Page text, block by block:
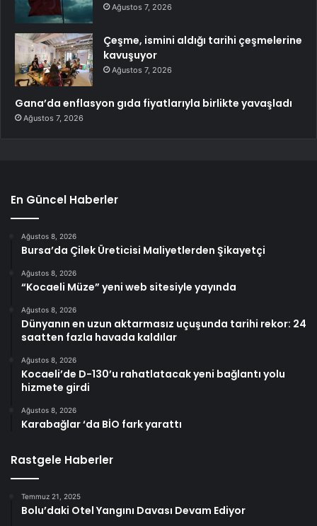
Ağustos 7, 2026
Çeşme, ismini aldığı tarihi çeşmelerine
kavuşuyor
Ağustos 7, 2026
Gana’da enflasyon gıda fiyatlarıyla birlikte yavaşladı
Ağustos 7, 2026
En Güncel Haberler
Ağustos 8, 2026
Bursa’da Çilek Üreticisi Maliyetlerden Şikayetçi
Ağustos 8, 2026
“Kocaeli Müze” yeni web sitesiyle yayında
Ağustos 8, 2026
Dünyanın en uzun aktarmasız uçuşunda tarihi rekor: 24
saatten fazla havada kaldılar
Ağustos 8, 2026
Kocaeli’de D-130’u rahatlatacak yeni bağlantı yolu
hizmete girdi
Ağustos 8, 2026
Karabağlar ‘da BİO fark yarattı
Rastgele Haberler
Temmuz 21, 2025
Bolu’daki Otel Yangını Davası Devam Ediyor